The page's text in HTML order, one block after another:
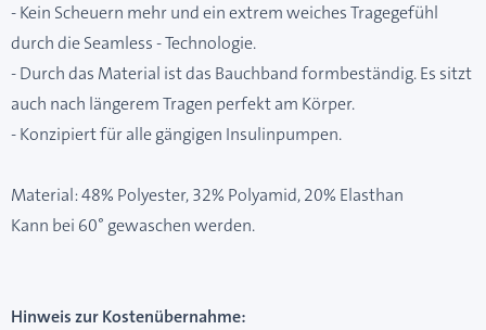
- Kein Scheuern mehr und ein extrem weiches Tragegefühl
durch die Seamless - Technologie.
- Durch das Material ist das Bauchband formbeständig. Es sitzt
auch nach längerem Tragen perfekt am Körper.
- Konzipiert für alle gängigen Insulinpumpen.
Material: 48% Polyester, 32% Polyamid, 20% Elasthan
Kann bei 60° gewaschen werden.
Hinweis zur Kostenübernahme: